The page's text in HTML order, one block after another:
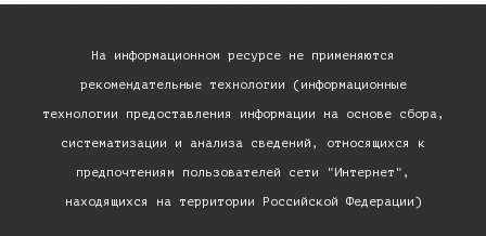
На информационном ресурсе не применяются
рекомендательные технологии (информационные
технологии предоставления информации на основе сбора,
систематизации и анализа сведений, относящихся к
предпочтениям пользователей сети "Интернет",
находящихся на территории Российской Федерации)